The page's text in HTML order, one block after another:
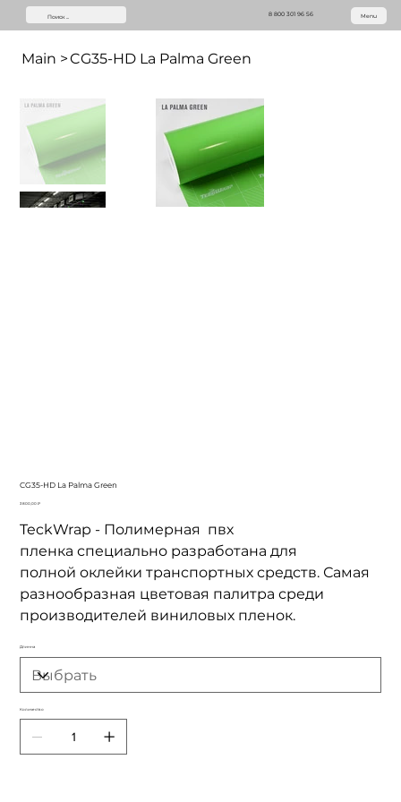
8 800 301 96 56 Menu
Main >CG35-HD La Palma Green
CG35-HD La Palma Green
Цена
3 800,00 ₽
TeckWrap - Полимерная пвх
пленка специально разработана для
полной оклейки транспортных средств. Самая
разнообразная цветовая палитра среди
производителей виниловых пленок.
Длинна
Количество